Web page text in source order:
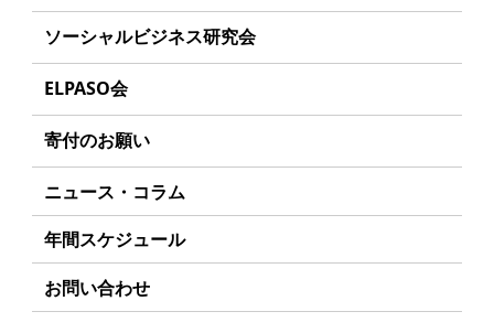
起業を考えているみなさんへ
応援したいみなさんへ
組織
年間スケジュール
定款
個人情報保護方針
アクセス
給付型奨学金とは
事業方針
ソーシャルビジネスとは
受賞者一覧
ソーシャルビジネス研究会
研究会のねらい
研究会一覧
ELPASO会
ELPASO会とは
会員限定ページ
寄付のお願い
お手続き
寄付支援者
ニュース・コラム
年間スケジュール
お問い合わせ